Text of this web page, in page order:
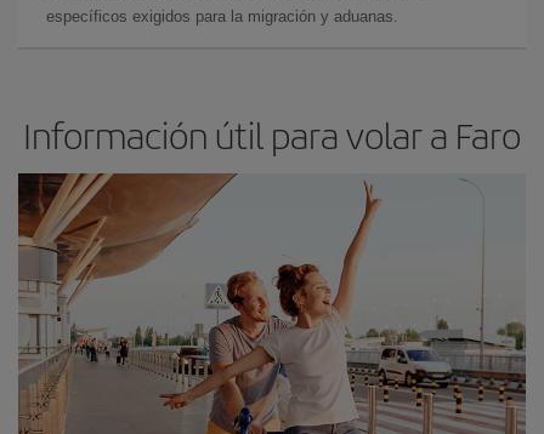
específicos exigidos para la migración y aduanas.
Información útil para volar a Faro